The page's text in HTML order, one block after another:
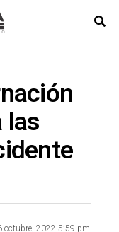
las
octubre, 2022 5:59 pm